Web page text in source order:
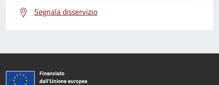
Segnala disservizio